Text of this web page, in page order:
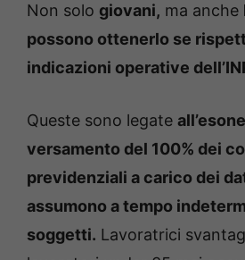
Non solo giovani, ma anche
possono ottenerlo se
indicazioni operative
Queste sono legate
versamento del 100% dei
previdenziali a carico dei
assumono a tempo
soggetti. Lavoratrici